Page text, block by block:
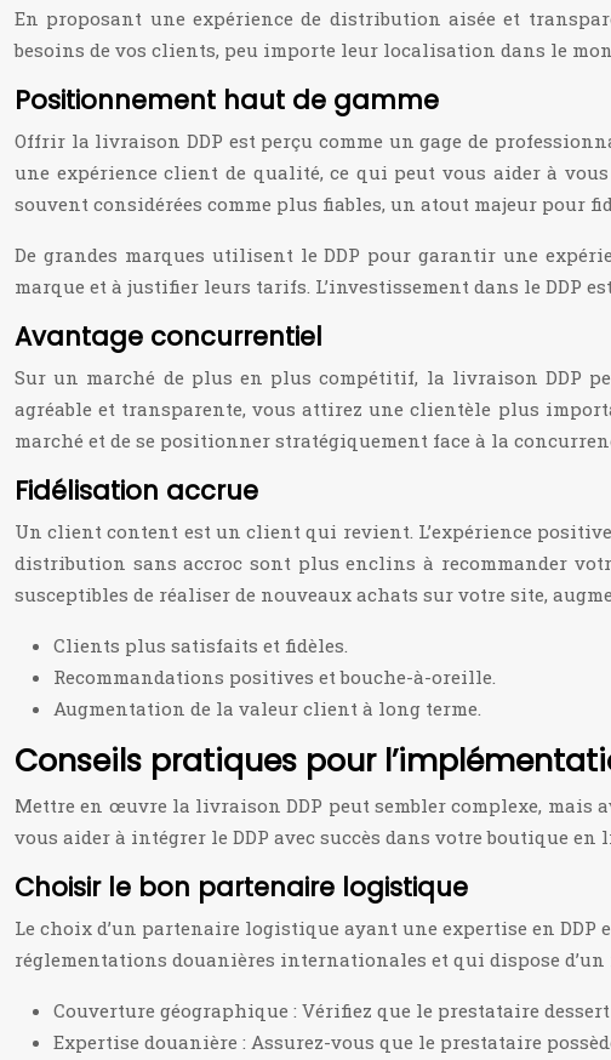
En proposant une expérience de distribution aisée et
besoins de vos clients, peu importe leur localisation dans le
Positionnement haut de gamme
Offrir la livraison DDP est perçu comme un gage de
une expérience client de qualité, ce qui peut vous aider à
souvent considérées comme plus fiables, un atout majeur pour
De grandes marques utilisent le DDP pour garantir une
marque et à justifier leurs tarifs. L’investissement dans le DDP
Avantage concurrentiel
Sur un marché de plus en plus compétitif, la livraison DDP
agréable et transparente, vous attirez une clientèle plus
marché et de se positionner stratégiquement face à la
Fidélisation accrue
Un client content est un client qui revient. L’expérience
distribution sans accroc sont plus enclins à recommander
susceptibles de réaliser de nouveaux achats sur votre site,
Clients plus satisfaits et fidèles.
Recommandations positives et bouche-à-oreille.
Augmentation de la valeur client à long terme.
Conseils pratiques pour
Mettre en œuvre la livraison DDP peut sembler complexe, mais
vous aider à intégrer le DDP avec succès dans votre boutique
Choisir le bon partenaire logistique
Le choix d’un partenaire logistique ayant une expertise en
réglementations douanières internationales et qui dispose
Couverture géographique : Vérifiez que le prestataire
Expertise douanière : Assurez-vous que le prestataire